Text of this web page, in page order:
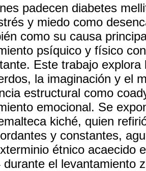
padecen diabetes
y miedo como
como su causa
psíquico y físico
Este trabajo
la imaginación y el
estructural como
emocional. Se
kiché, quien
y constantes,
étnico acaecido
durante el levantamiento